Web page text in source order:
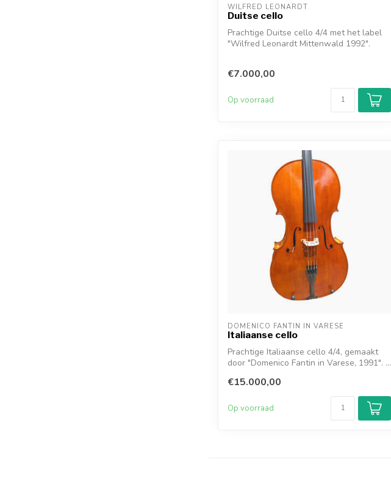
WILFRED LEONARDT
Duitse cello
Prachtige Duitse cello 4/4 met het label
"Wilfred Leonardt Mittenwald 1992".
€7.000,00
Op voorraad
DOMENICO FANTIN IN VARESE
Italiaanse cello
Prachtige Italiaanse cello 4/4, gemaakt
door "Domenico Fantin in Varese, 1991". ...
€15.000,00
Op voorraad